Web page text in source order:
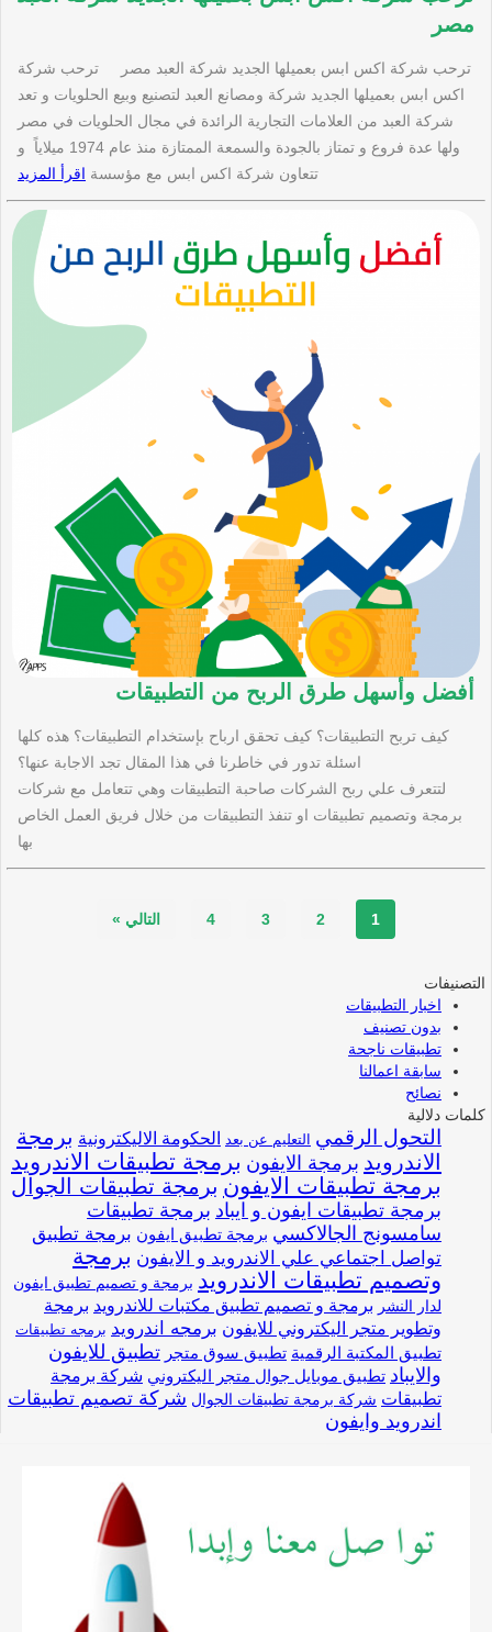
مصر
ترحب شركة اكس ابس بعميلها الجديد شركة العبد مصر ترحب شركة
اكس ابس بعميلها الجديد شركة ومصانع العبد لتصنيع وبيع الحلويات و تعد
شركة العبد من العلامات التجارية الرائدة في مجال الحلويات في مصر
ولها عدة فروع و تمتاز بالجودة والسمعة الممتازة منذ عام 1974 ميلاياً و
تتعاون شركة اكس ابس مع مؤسسة اقرأ المزيد
أفضل وأسهل طرق الربح من التطبيقات
كيف تربح التطبيقات؟ كيف تحقق ارباح بإستخدام التطبيقات؟ هذه كلها
اسئلة تدور في خاطرنا في هذا المقال تجد الاجابة عنها؟
لتتعرف علي ربح الشركات صاحبة التطبيقات وهي تتعامل مع شركات
برمجة وتصميم تطبيقات او تنفذ التطبيقات من خلال فريق العمل الخاص
بها
1
2
3
4 التالي »
التصنيفات
اخبار التطبيقات
بدون تصنيف
تطبيقات ناجحة
سابقة اعمالنا
نصائح
كلمات دلالية
التحول الرقمي التعليم عن بعد الحكومة الاليكترونية برمجة
الاندرويد برمجة الايفون برمجة تطبيقات الاندرويد
برمجة تطبيقات الايفون برمجة تطبيقات الجوال
برمجة تطبيقات ايفون و ايباد برمجة تطبيقات
سامسونج الجالاكسي برمجة تطبيق ايفون برمجة تطبيق
تواصل اجتماعي علي الاندرويد و الايفون برمجة
وتصميم تطبيقات الاندرويد برمجة و تصميم تطبيق ايفون
لدار النشر برمجة و تصميم تطبيق مكتبات للاندرويد برمجة
وتطوير متجر اليكتروني للايفون برمجه اندرويد برمجه تطبيقات
تطبيق المكتبة الرقمية تطبيق سوق متجر تطبيق للايفون
والايباد تطبيق موبايل جوال متجر اليكتروني شركة برمجة
تطبيقات شركة برمجة تطبيقات الجوال شركة تصميم تطبيقات
اندرويد وايفون